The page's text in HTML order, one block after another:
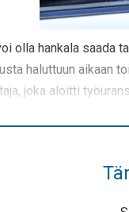
olla hankala saada
haluttuun aikaan
joka aloitti